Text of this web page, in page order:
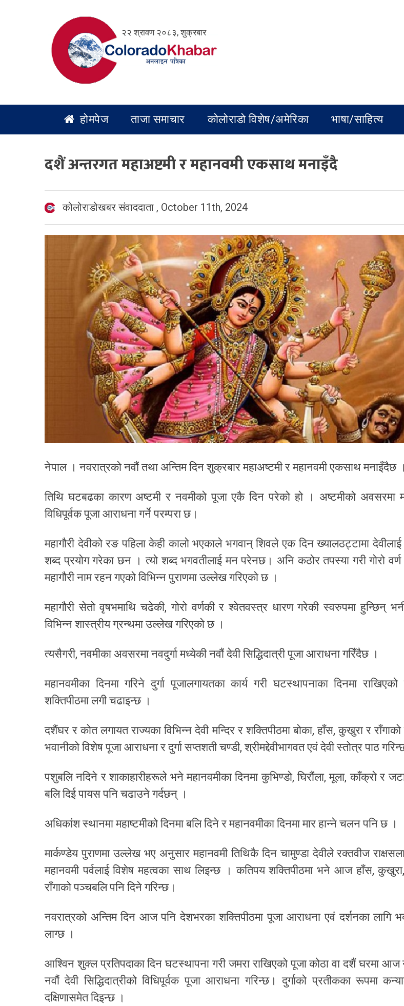
२२ श्रावण २०८३, शुक्रबार
होमपेज ताजा समाचार कोलोराडो विशेष/अमेरिका भाषा/साहित्य
दशैं अन्तरगत महाअष्टमी र महानवमी एकसाथ मनाइँदै
कोलोराडोखबर संवाददाता , October 11th, 2024
नेपाल । नवरात्रको नवौं तथा अन्तिम दिन शुक्रबार महाअष्टमी र महानवमी एकसाथ मनाइँदैछ ।
तिथि घटबढका कारण अष्टमी र नवमीको पूजा एकै दिन परेको हो । अष्टमीको अवसरमा
विधिपूर्वक पूजा आराधना गर्ने परम्परा छ।
महागौरी देवीको रङ पहिला केही कालो भएकाले भगवान् शिवले एक दिन ख्यालठट्टामा देवीलाई
शब्द प्रयोग गरेका छन । त्यो शब्द भगवतीलाई मन परेनछ। अनि कठोर तपस्या गरी गोरो वर्ण
महागौरी नाम रहन गएको विभिन्न पुराणमा उल्लेख गरिएको छ ।
महागौरी सेतो वृषभमाथि चढेकी, गोरो वर्णकी र श्वेतवस्त्र धारण गरेकी स्वरुपमा हुन्छिन्
विभिन्न शास्त्रीय ग्रन्थमा उल्लेख गरिएको छ ।
त्यसैगरी, नवमीका अवसरमा नवदुर्गा मध्येकी नवौं देवी सिद्धिदात्री पूजा आराधना गरिँदैछ ।
महानवमीका दिनमा गरिने दुर्गा पूजालगायतका कार्य गरी घटस्थापनाका दिनमा राखिएको
शक्तिपीठमा लगी चढाइन्छ ।
दशैंघर र कोत लगायत राज्यका विभिन्न देवी मन्दिर र शक्तिपीठमा बोका, हाँस, कुखुरा र राँगाको
भवानीको विशेष पूजा आराधना र दुर्गा सप्तशती चण्डी, श्रीमद्देवीभागवत एवं देवी स्तोत्र पाठ
पशुबलि नदिने र शाकाहारीहरूले भने महानवमीका दिनमा कुभिण्डो, घिरौंला, मूला, काँक्रो र
बलि दिई पायस पनि चढाउने गर्दछन् ।
अधिकांश स्थानमा महाष्टमीको दिनमा बलि दिने र महानवमीका दिनमा मार हान्ने चलन पनि छ ।
मार्कण्डेय पुराणमा उल्लेख भए अनुसार महानवमी तिथिकै दिन चामुण्डा देवीले रक्तवीज
महानवमी पर्वलाई विशेष महत्वका साथ लिइन्छ । कतिपय शक्तिपीठमा भने आज हाँस,
राँगाको पञ्चबलि पनि दिने गरिन्छ।
नवरात्रको अन्तिम दिन आज पनि देशभरका शक्तिपीठमा पूजा आराधना एवं दर्शनका लागि
लाग्छ ।
आश्विन शुक्ल प्रतिपदाका दिन घटस्थापना गरी जमरा राखिएको पूजा कोठा वा दशैं घरमा आज
नवौं देवी सिद्धिदात्रीको विधिपूर्वक पूजा आराधना गरिन्छ। दुर्गाको प्रतीकका रूपमा
दक्षिणासमेत दिइन्छ ।